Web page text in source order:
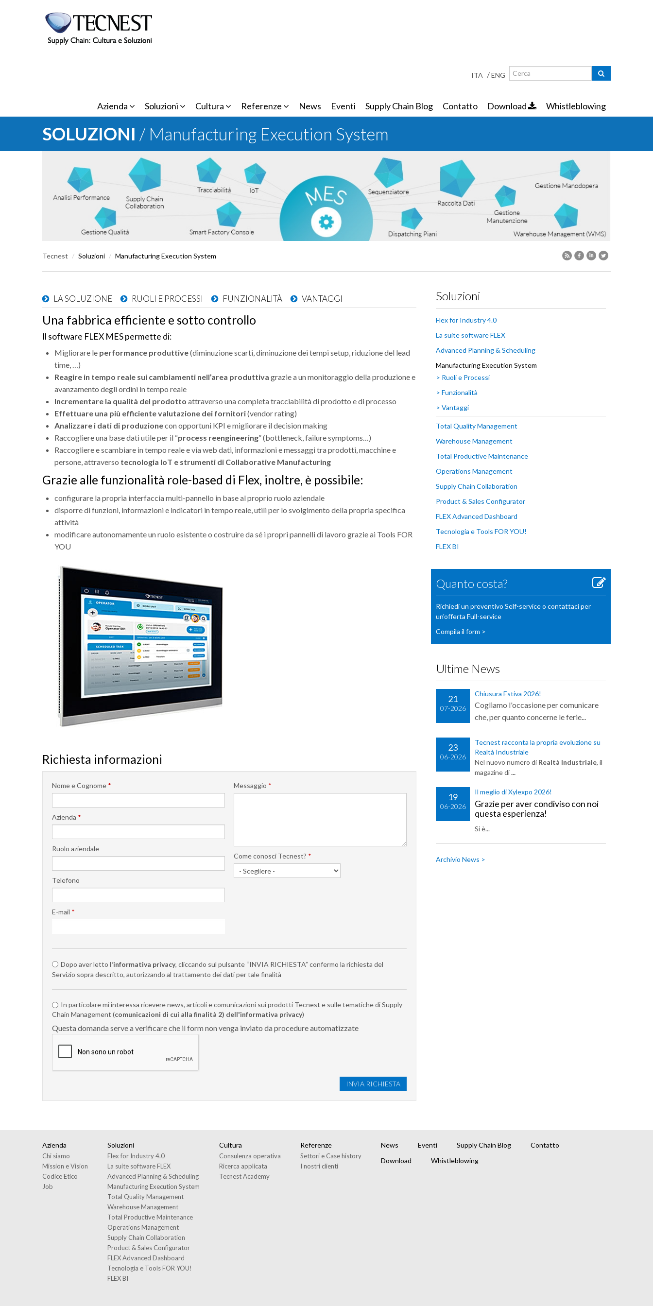
ITA /ENG Maschera di ricerca
Ricerca
Azienda Soluzioni Cultura Referenze News Eventi Supply Chain Blog Contatto Download Whistleblowing
SOLUZIONI / Manufacturing Execution System
Tecnest / Soluzioni / Manufacturing Execution System
LA SOLUZIONE RUOLI E PROCESSI FUNZIONALITÀ VANTAGGI
Una fabbrica efficiente e sotto controllo
Il software FLEX MES permette di:
Migliorare le performance produttive(diminuzione scarti, diminuzione dei tempi setup, riduzione del lead
time, …)
Reagire in tempo reale sui cambiamenti nell’area produttiva grazie a un monitoraggio della produzione e
avanzamento degli ordini in tempo reale
Incrementare la qualità del prodotto attraverso una completa tracciabilità di prodotto e di processo
Effettuare una più efficiente valutazione dei fornitori(vendor rating)
Analizzare i dati di produzionecon opportuni KPI e migliorare il decision making
Raccogliere una base dati utile per il “process reengineering” (bottleneck, failure symptoms…)
Raccogliere e scambiare in tempo reale e via web dati, informazioni e messaggi tra prodotti, macchine e
persone, attraverso tecnologia IoT e strumenti di Collaborative Manufacturing
Grazie alle funzionalità role-based di Flex, inoltre, è possibile:
configurare la propria interfaccia multi-pannello in base al proprio ruolo aziendale
disporre di funzioni, informazioni e indicatori in tempo reale, utili per lo svolgimento della propria specifica
attività
modificare autonomamente un ruolo esistente o costruire da sé i propri pannelli di lavoro grazie ai Tools FOR
YOU
Richiesta informazioni
Nome e Cognome *
Azienda *
Ruolo aziendale
Telefono
E-mail *
Messaggio *
Come conosci Tecnest? *
Dopo aver letto l’informativa privacy, cliccando sul pulsante “INVIA RICHIESTA” confermo la richiesta del
Servizio sopra descritto, autorizzando al trattamento dei dati per tale finalità
In particolare mi interessa ricevere news, articoli e comunicazioni sui prodotti Tecnest e sulle tematiche di Supply
Chain Management (comunicazioni di cui alla finalità 2) dell'informativa privacy)
Questa domanda serve a verificare che il form non venga inviato da procedure automatizzate
INVIA RICHIESTA
Soluzioni
Flex for Industry 4.0
La suite software FLEX
Advanced Planning & Scheduling
Manufacturing Execution System
> Ruoli e Processi
> Funzionalità
> Vantaggi
Total Quality Management
Warehouse Management
Total Productive Maintenance
Operations Management
Supply Chain Collaboration
Product & Sales Configurator
FLEX Advanced Dashboard
Tecnologia e Tools FOR YOU!
FLEX BI
Quanto costa?
Richiedi un preventivo Self-service o contattaci per
un'offerta Full-service
Compila il form >
Ultime News
21
07-2026
Chiusura Estiva 2026!
Cogliamo l'occasione per comunicare
che, per quanto concerne le ferie...
23
06-2026
Tecnest racconta la propria evoluzione su
Realtà Industriale
Nel nuovo numero di Realtà Industriale, il
magazine di...
19
06-2026
Il meglio di Xylexpo 2026!
Grazie per aver condiviso con noi
questa esperienza!
Si è...
Archivio News >
Azienda
Chi siamo
Mission e Vision
Codice Etico
Job
Soluzioni
Flex for Industry 4.0
La suite software FLEX
Advanced Planning & Scheduling
Manufacturing Execution System
Total Quality Management
Warehouse Management
Total Productive Maintenance
Operations Management
Supply Chain Collaboration
Product & Sales Configurator
FLEX Advanced Dashboard
Tecnologia e Tools FOR YOU!
FLEX BI
Cultura
Consulenza operativa
Ricerca applicata
Tecnest Academy
Referenze
Settori e Case history
I nostri clienti
News Eventi Supply Chain Blog
Contatto
Download
Whistleblowing